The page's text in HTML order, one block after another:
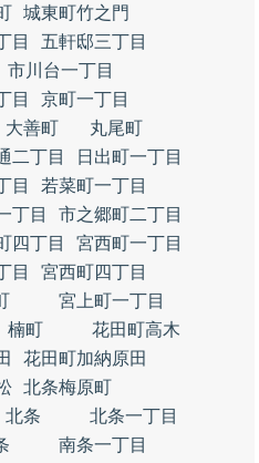
城東町竹之門
目
五軒邸三丁目
市川台一丁目
目
京町一丁目
大善町
丸尾町
二丁目
日出町一丁目
目
若菜町一丁目
丁目
市之郷町二丁目
四丁目
宮西町一丁目
目
宮西町四丁目
宮上町一丁目
楠町
花田町高木
花田町加納原田
北条梅原町
北条
北条一丁目
南条一丁目